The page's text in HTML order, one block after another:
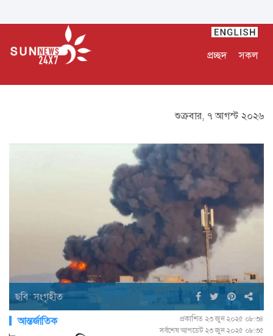
প্রচ্ছদ সকল
শুক্রবার, ৭ আগস্ট ২০২৬
ছবি: সংগৃহীত
আন্তর্জাতিক
প্রকাশিত ২৩ জুন ২০২৫ ০৮:৩৪
সর্বশেষ আপডেট ২৩ জুন ২০২৫ ০৮:৩৫